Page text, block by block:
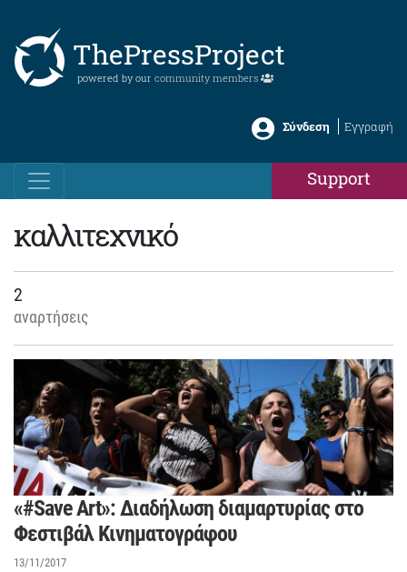
ThePressProject
powered by our community members
Σύνδεση Εγγραφή
Support
καλλιτεχνικό
2
αναρτήσεις
«#Save Art»: Διαδήλωση διαμαρτυρίας στο
Φεστιβάλ Κινηματογράφου
13/11/2017